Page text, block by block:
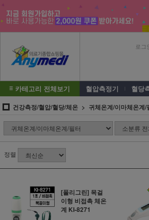
로그
카테고리 전체보기 혈압측정기 혈당
건강측정/혈압/혈당/체온 귀체온계/이마체온계/
정렬
[폴리그린] 목걸
이형 비접촉 체온
계 KI-8271